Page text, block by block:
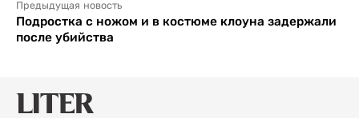
Предыдущая новость
Подростка с ножом и в костюме клоуна задержали
после убийства